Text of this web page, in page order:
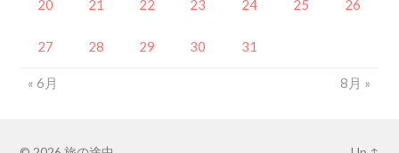
« 6月 8月 »
27 28 29 30 31
© 2026旅の途中 Up ↑